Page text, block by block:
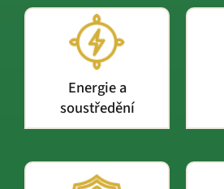
Energie a
soustředění